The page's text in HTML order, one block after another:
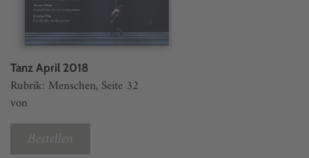
Tanz April 2018
Rubrik: Menschen, Seite 32
von
Bestellen